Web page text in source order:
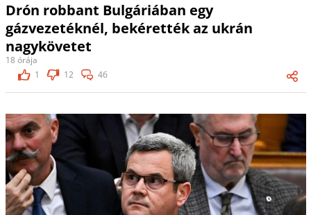
Drón robbant Bulgáriában egy
gázvezetéknél, bekérették az ukrán
nagykövetet
18 órája
1
12 46